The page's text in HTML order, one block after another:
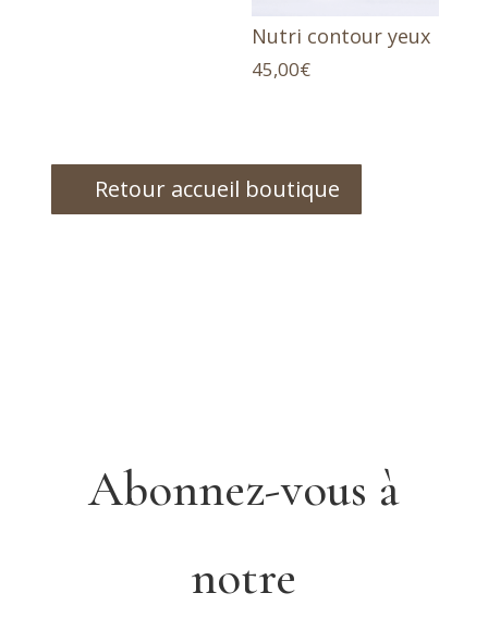
Nutri contour yeux
45,00€
Retour accueil boutique
Abonnez-vous à
notre